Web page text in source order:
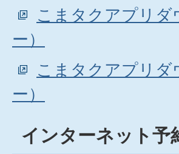
こまタクアプリ
ー）
こまタクアプリ
ー）
インターネット予